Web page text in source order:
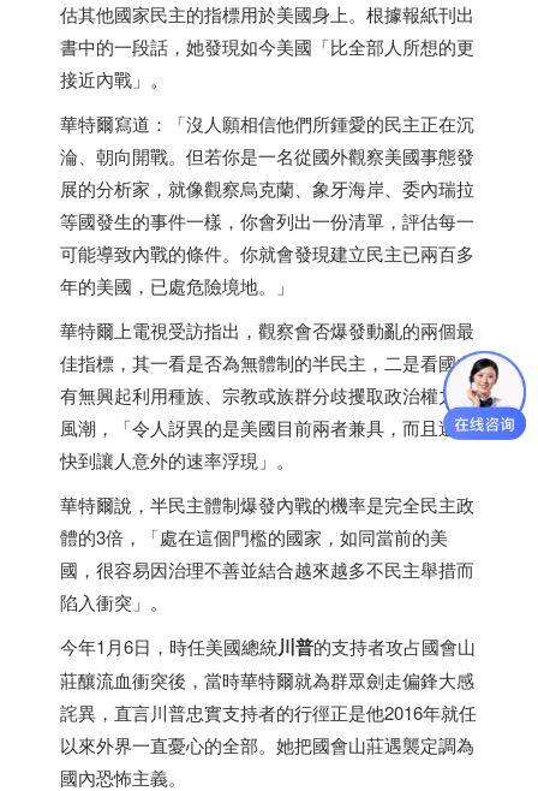
估其他國家民主的指標用於美國身上。根據報紙刊出
書中的一段話，她發現如今美國「比全部人所想的更
接近內戰」。
華特爾寫道：「沒人願相信他們所鍾愛的民主正在沉
淪、朝向開戰。但若你是一名從國外觀察美國事態發
展的分析家，就像觀察烏克蘭、象牙海岸、委內瑞拉
等國發生的事件一樣，你會列出一份清單，評估每一
可能導致內戰的條件。你就會發現建立民主已兩百多
年的美國，已處危險境地。」
華特爾上電視受訪指出，觀察會否爆發動亂的兩個最
佳指標，其一看是否為無體制的半民主，二是看國內
有無興起利用種族、宗教或族群分歧攫取政治權力的
風潮，「令人訝異的是美國目前兩者兼具，而且還以
快到讓人意外的速率浮現」。
華特爾說，半民主體制爆發內戰的機率是完全民主政
體的3倍，「處在這個門檻的國家，如同當前的美
國，很容易因治理不善並結合越來越多不民主舉措而
陷入衝突」。
今年1月6日，時任美國總統川普的支持者攻占國會山
莊釀流血衝突後，當時華特爾就為群眾劍走偏鋒大感
詫異，直言川普忠實支持者的行徑正是他2016年就任
以來外界一直憂心的全部。她把國會山莊遇襲定調為
國內恐怖主義。